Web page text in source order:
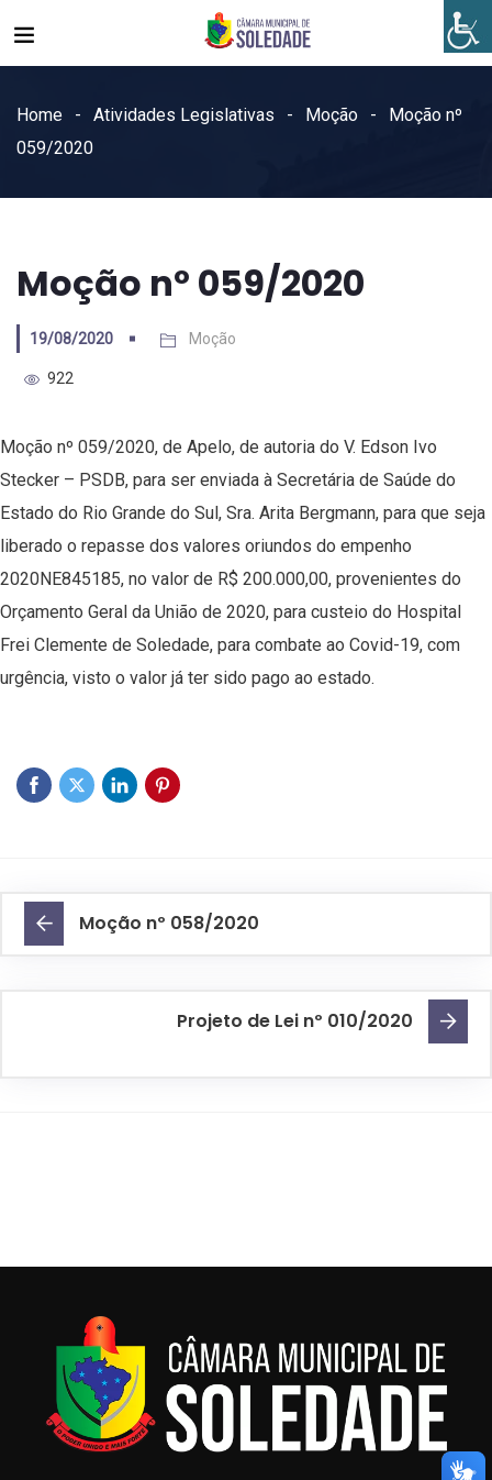
Home Atividades Legislativas Moção
Moção nº
059/2020
Moção nº 059/2020
19/08/2020 Moção
922
Moção nº 059/2020, de Apelo, de autoria do V. Edson Ivo
Stecker – PSDB, para ser enviada à Secretária de Saúde do
Estado do Rio Grande do Sul, Sra. Arita Bergmann, para que seja
liberado o repasse dos valores oriundos do empenho
2020NE845185, no valor de R$ 200.000,00, provenientes do
Orçamento Geral da União de 2020, para custeio do Hospital
Frei Clemente de Soledade, para combate ao Covid-19, com
urgência, visto o valor já ter sido pago ao estado.
Moção nº 058/2020
Projeto de Lei nº 010/2020